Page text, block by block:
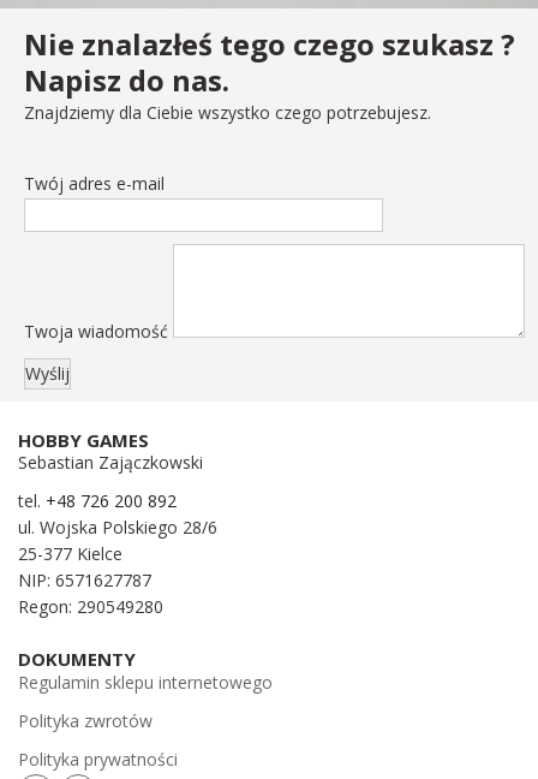
Nie znalazłeś tego czego szukasz ?
Napisz do nas.
Znajdziemy dla Ciebie wszystko czego potrzebujesz.
Twój adres e-mail
Twoja wiadomość
HOBBY GAMES
Sebastian Zajączkowski
tel. +48 726 200 892
ul. Wojska Polskiego 28/6
25-377 Kielce
NIP: 6571627787
Regon: 290549280
DOKUMENTY
Regulamin sklepu internetowego
Polityka zwrotów
Polityka prywatności